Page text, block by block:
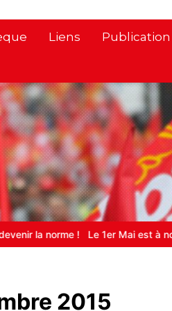
Liens
SALON DU LIVRE SOCIAL
2015